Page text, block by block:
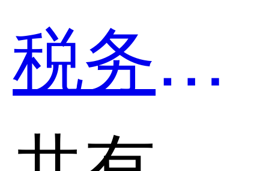
税务合